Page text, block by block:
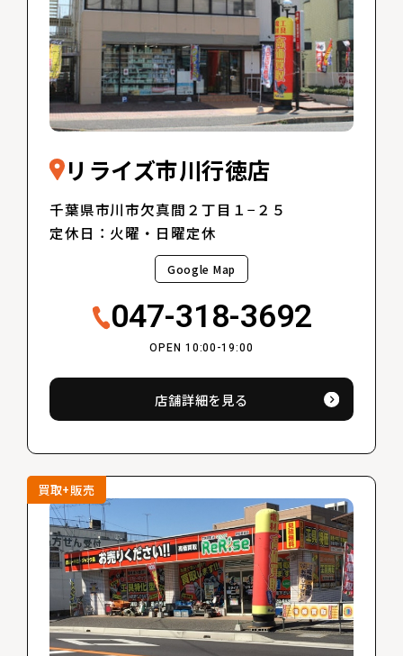
リライズ市川行徳店
千葉県市川市欠真間２丁目１−２５
定休日：火曜・日曜定休
Google Map
047-318-3692
OPEN 10:00-19:00
店舗詳細を見る
買取+販売